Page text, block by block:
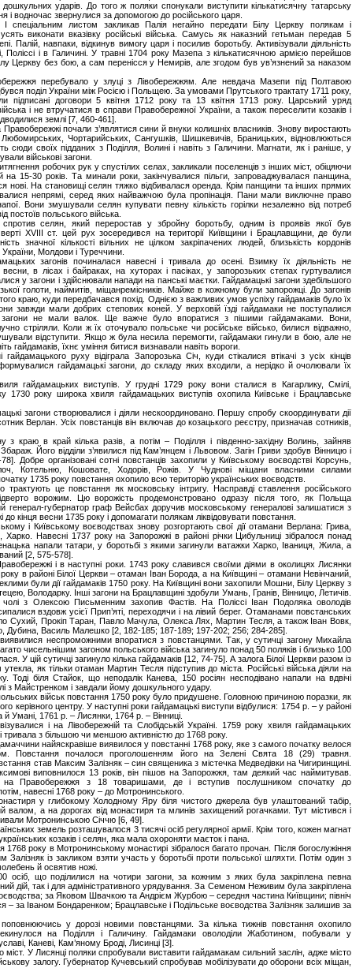
ударів. До того ж поляки спонукали виступити кількатисячну татарську
і водночас звернулися за допомогою до російського царя.
спеціальним листом закликав Палія негайно передати Білу Церкву полякам і
виконати вказівку російські війська. Самусь як наказний гетьман передав 5
Палій, навпаки, відкинув вимогу царя і посилив боротьбу. Активізували діяльність
Поліссі і в Галичині. У травні 1704 року Мазепа з кількатисячною армією перейшов
Церкву без бою, а сам перенісся у Немирів, але згодом був ув’язнений за наказом
перебувало у злуці з Лівобережжям. Але невдача Мазепи під Полтавою
поділ України між Росією і Польщею. За умовами Прутського трактату 1711 року,
підписані договори 5 квітня 1712 року та 13 квітня 1713 року. Царський уряд
і не втручатися в справи Правобережної України, а також переселити козаків і
землі [7, 460-461].
Правобережжі почали з’являтися сини й внуки колишніх власників. Знову виростають
Любомирських, Чортарийських, Сангушків, Шишкевичів, Браницьких, відновлюються
сюди своїх підданих з Поділля, Волині і навіть з Галичини. Магнати, як і раніше, у
військові загони.
робочих рук у спустілих селах, закликали поселенців з інших міст, обіцяючи
на 15-30 років. Та минали роки, закінчувалися пільги, запроваджувалася панщина,
нові. На становищі селян тяжко відбивалася оренда. Крім панщини та інших прямих
непрямі, серед яких найважчою була пропінація. Пани мали виключне право
Вони змушували селян купувати певну кількість горілки незалежно від потреб
постоїв польського війська.
спротив селян, який переростав у збройну боротьбу, одним із проявів якої був
XVIII ст. цей рух зосередився на території Київщини і Брацлавщини, де були
значної кількості вільних не цілком закріпачених людей, близькість кордонів
України, Молдови і Туреччини.
загонів починалася навесні і тривала до осені. Взимку їх діяльність не
в лісах і байраках, на хуторах і пасіках, у запорозьких степах гуртувалися
у загони і здійснювали напади на панські маєтки. Гайдамацькі загони здебільшого
голоти, наймитів, міщанремісників. Майже в кожному були запорожці. До загонів
краю, куди передбачався похід. Однією з важливих умов успіху гайдамаків було їх
завжди мали добрих степових коней. У верховій їзді гайдамаки не поступалися
загони не мали валок. Ще важче було впоратися з пішими гайдамаками. Вони,
стріляли. Коли ж їх оточувало польське чи російське військо, билися відважно,
відступити. Якщо ж була несила перемогти, гайдамаки гинули в бою, але не
гайдамаків, їхнє уміння битися визнавали навіть вороги.
руху відіграла Запорозька Січ, куди стікалися втікачі з усіх кінців
гайдамацькі загони, до складу яких входили, а нерідко й очолювали їх
гайдамацьких виступів. У грудні 1729 року вони сталися в Кагарлику, Смілі,
1730 року широка хвиля гайдамацьких виступів охопила Київське і Брацлавське
загони створювалися і діяли нескоординовано. Першу спробу скоординувати дії
Верлан. Усіх повстанців він включав до козацького реєстру, призначав сотників,
краю в край кілька разів, а потім – Поділля і південно-західну Волинь, зайняв
Його відділи з’явилися під Кам’янцем і Львовом. Загін Гриви здобув Вінницю і
Добре організовані сотні повстанців захопили у Київському воєводстві Корсунь,
Котельню, Кошовате, Ходорів, Рожів. У Чуднові міщани власними силами
1735 року повстання охопило всю територію українських воєводств.
трактують це повстання як московську інтригу. Насправді ставлення російського
ворожим. Цю ворожість продемонстровано одразу після того, як Польща
генерал-губернатор граф Вейсбах доручив московському генералові залишатися з
кінця весни 1735 року і допомагати полякам ліквідовувати повстання.
і Київському воєводствах знову розгортають свої дії отамани Верлана: Грива,
Навесні 1737 року на Запорожжі в районі річки Цибульниці зібралося понад
напали татари, у боротьбі з якими загинули ватажки Харко, Іваниця, Жила, а
[2, 575-578].
і в наступні роки. 1743 року славився своїми діями в околицях Лисянки
в районі Білої Церкви – отаман Іван Борода, а на Київщині – отамани Невінчаний,
були дії гайдамаків 1750 року. На Київщині вони захопили Мошни, Білу Церкву з
Володарку. Інші загони на Брацлавщині здобули Умань, Гранів, Вінницю, Летичів.
з Олексою Письменним захопив Фастів. На Поліссі Іван Подоляка оволодів
вздовж усієї Прип’яті, переходячи і на лівий берег. Отаманами повстанських
Сухий, Прокіп Таран, Павло Мачула, Олекса Лях, Мартин Тесля, а також Іван Вовк,
Дубина, Василь Малешко [2, 182-185; 187-189; 197-202; 256; 284-285].
виявилися неспроможними впоратися з повстанцями. Так, у сутичці загону Михайла
чисельнішим загоном польського війська загинуло понад 50 поляків і близько 100
У цій сутичці загинуло кілька гайдамаків [12, 74-75]. А залога Білої Церкви разом із
як тільки отаман Мартин Тесля підступив до міста. Російські війська діяли на
Тоді біля Стайок, що неподалік Канева, 150 росіян несподівано напали на вдвічі
з Майстренком і завдали йому дошкульного удару.
військ повстання 1750 року було придушене. Головною причиною поразки, як
керівного центру. У наступні роки гайдамацькі виступи відбулися: 1754 р. – у районі
1761 р. – Лисянки, 1764 р. – Вінниці.
і на Лівобережній та Слобідській Україні. 1759 року хвиля гайдамацьких
тривала з більшою чи меншою активністю до 1768 року.
найяскравіше виявилося у повстанні 1768 року, яке з самого початку велося
Повстання почалося проголошенням його на Зелені Свята 18 (29) травня.
став Максим Залізняк – син священика з містечка Медведівки на Чигиринщині.
виповнилося 13 років, він пішов на Запорожжя, там деякий час наймитував.
на Правобережжя з 18 товаришами, де і вступив послушником спочатку до
навесні 1768 року – до Мотронинського.
у глибокому Холодному Яру біля чистого джерела був улаштований табір,
валом, а на дорогах від монастиря та млинів захищений рогачками. Тут містився і
Мотронинською Січчю [6, 49].
земель розташувалося 3 тисячі осіб регулярної армії. Крім того, кожен магнат
козаків і селян, яка мала охороняти маєток і пана.
року в Мотронинському монастирі зібралося багато прочан. Після богослужіння
Залізняк із закликом взяти участь у боротьбі проти польської шляхти. Потім один з
й освятив ножі.
осіб, що поділилися на чотири загони, за кожним з яких була закріплена певна
дій, так і для адміністративного урядування. За Семеном Неживим була закріплена
за Яковом Швачкою та Андрієм Журбою – середня частина Київщини; північ
– за Іваном Бондаренком; Брацлавське і Подільське воєводства Залізняк залишив за
поповнюючись у дорозі новими повстанцями. За кілька тижнів повстання охопило
на Поділля і Галичину. Гайдамаки оволоділи Жаботином, побували у
Каневі, Кам’яному Броді, Лисинці [3].
міст. У Лисянці поляки спробували виставити гайдамакам сильний заслін, адже місто
залогу. Губернатор Кучевський спробував мобілізувати до оборони всіх міщан,